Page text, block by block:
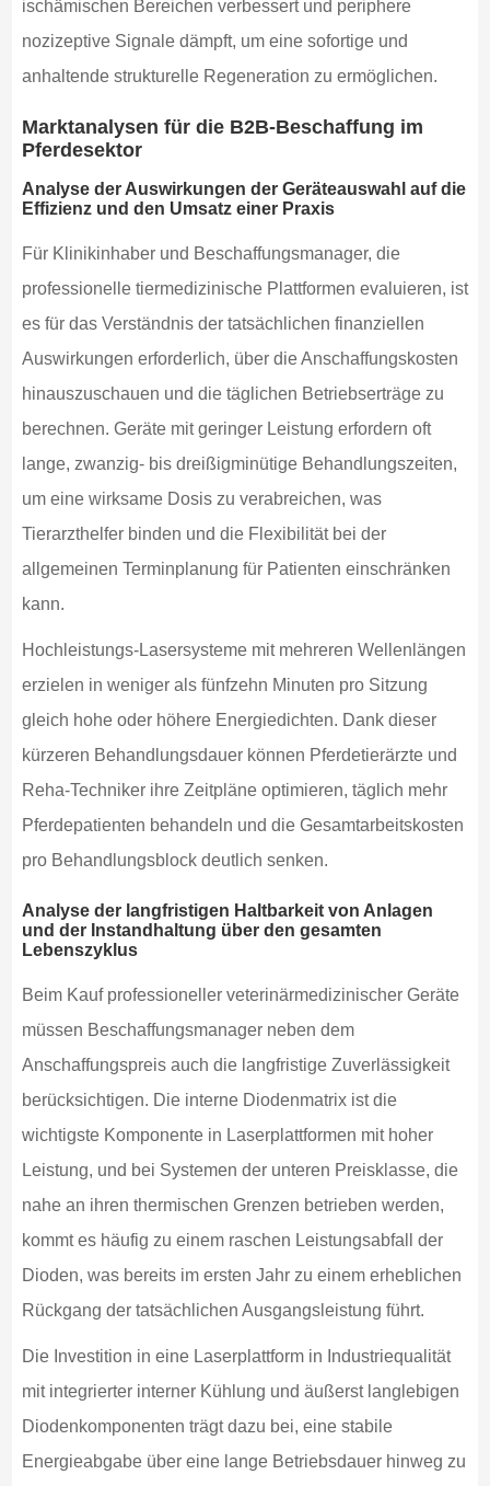
ischämischen Bereichen verbessert und periphere
nozizeptive Signale dämpft, um eine sofortige und
anhaltende strukturelle Regeneration zu ermöglichen.
Marktanalysen für die B2B-Beschaffung im
Pferdesektor
Analyse der Auswirkungen der Geräteauswahl auf die
Effizienz und den Umsatz einer Praxis
Für Klinikinhaber und Beschaffungsmanager, die
professionelle tiermedizinische Plattformen evaluieren, ist
es für das Verständnis der tatsächlichen finanziellen
Auswirkungen erforderlich, über die Anschaffungskosten
hinauszuschauen und die täglichen Betriebserträge zu
berechnen. Geräte mit geringer Leistung erfordern oft
lange, zwanzig- bis dreißigminütige Behandlungszeiten,
um eine wirksame Dosis zu verabreichen, was
Tierarzthelfer binden und die Flexibilität bei der
allgemeinen Terminplanung für Patienten einschränken
kann.
Hochleistungs-Lasersysteme mit mehreren Wellenlängen
erzielen in weniger als fünfzehn Minuten pro Sitzung
gleich hohe oder höhere Energiedichten. Dank dieser
kürzeren Behandlungsdauer können Pferdetierärzte und
Reha-Techniker ihre Zeitpläne optimieren, täglich mehr
Pferdepatienten behandeln und die Gesamtarbeitskosten
pro Behandlungsblock deutlich senken.
Analyse der langfristigen Haltbarkeit von Anlagen
und der Instandhaltung über den gesamten
Lebenszyklus
Beim Kauf professioneller veterinärmedizinischer Geräte
müssen Beschaffungsmanager neben dem
Anschaffungspreis auch die langfristige Zuverlässigkeit
berücksichtigen. Die interne Diodenmatrix ist die
wichtigste Komponente in Laserplattformen mit hoher
Leistung, und bei Systemen der unteren Preisklasse, die
nahe an ihren thermischen Grenzen betrieben werden,
kommt es häufig zu einem raschen Leistungsabfall der
Dioden, was bereits im ersten Jahr zu einem erheblichen
Rückgang der tatsächlichen Ausgangsleistung führt.
Die Investition in eine Laserplattform in Industriequalität
mit integrierter interner Kühlung und äußerst langlebigen
Diodenkomponenten trägt dazu bei, eine stabile
Energieabgabe über eine lange Betriebsdauer hinweg zu